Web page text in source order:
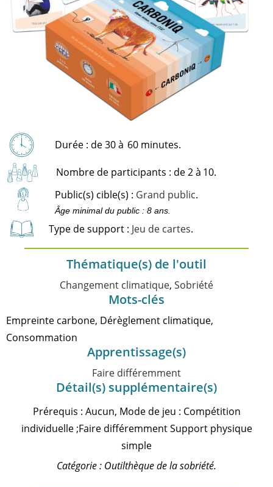
Durée : de 30 à 60 minutes.
Nombre de participants : de 2 à 10.
Public(s) cible(s) : Grand public.
Âge minimal du public : 8 ans.
Type de support : Jeu de cartes.
Thématique(s) de l'outil
Changement climatique, Sobriété
Mots-clés
Empreinte carbone, Dérèglement climatique,
Consommation
Apprentissage(s)
Faire différemment
Détail(s) supplémentaire(s)
Prérequis : Aucun, Mode de jeu : Compétition
individuelle ;Faire différemment Support physique
simple
Catégorie : Outilthèque de la sobriété.